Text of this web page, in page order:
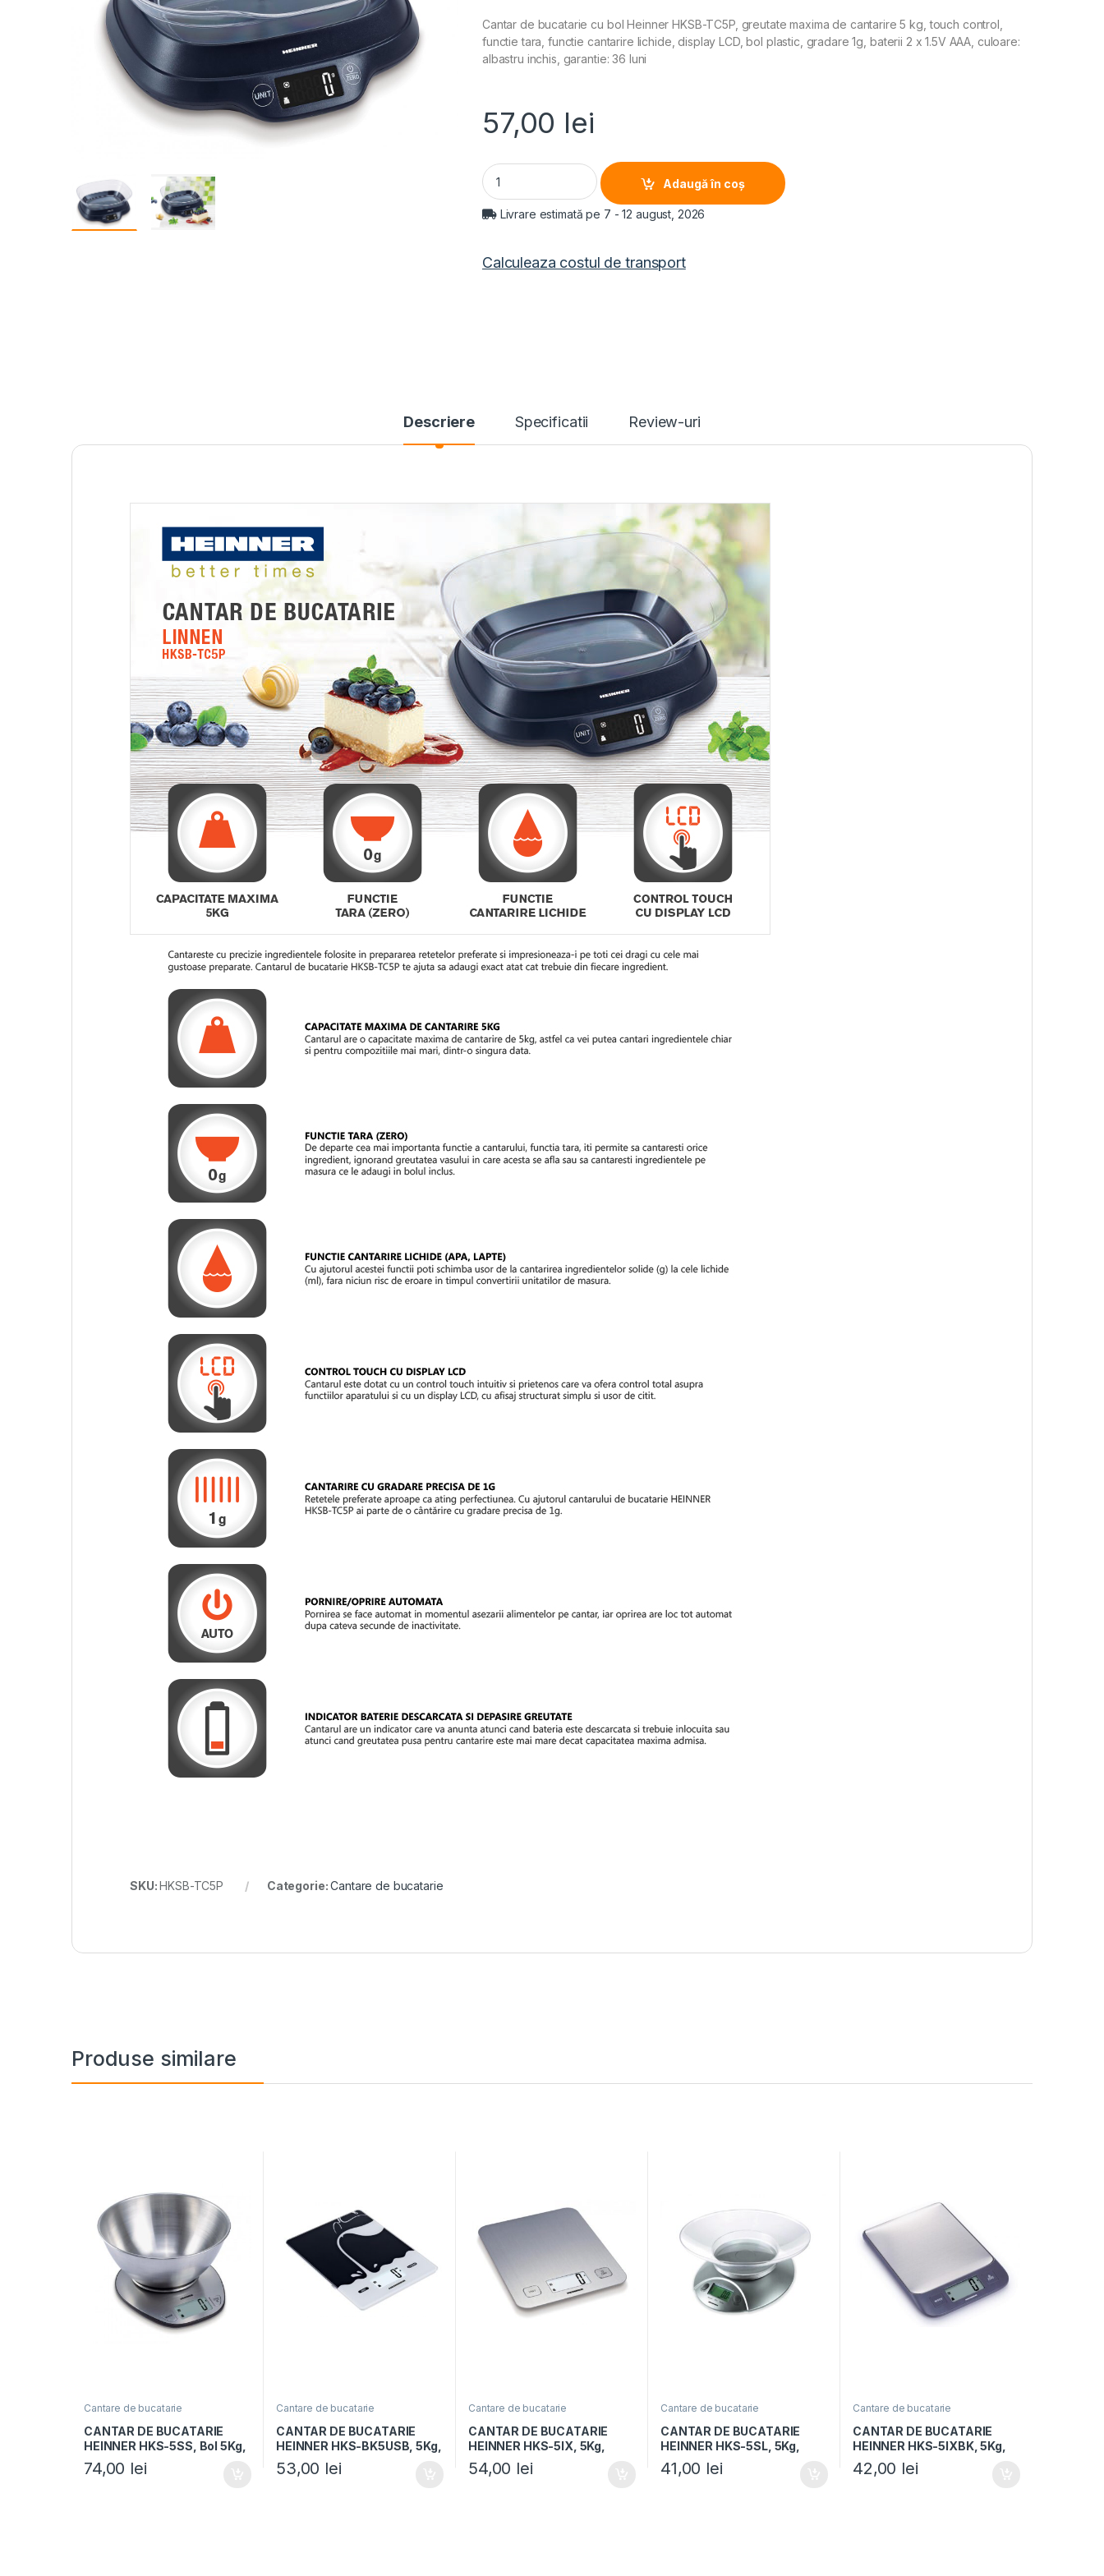
Cantar de bucatarie cu bol Heinner HKSB-TC5P, greutate maxima de cantarire 5 kg, touch control,
functie tara, functie cantarire lichide, display LCD, bol plastic, gradare 1g, baterii 2 x 1.5V AAA, culoare:
albastru inchis, garantie: 36 luni
57,00 lei
CANTAR DE BUCATARIE HEINNER HKSB-TC5P, 5Kg, Touch Control, Functie Tara, Functie cantarire
Adaugă în coș
Livrare estimată pe 7 - 12 august, 2026
Calculeaza costul de transport
Descriere Specificatii Review-uri
SKU:HKSB-TC5P Categorie:Cantare de bucatarie
Produse similare
Cantare de bucatarie
CANTAR DE BUCATARIE
HEINNER HKS-5SS, Bol 5Kg,
Functie tara, Functie
cantarire lichide, 1g, Display
74,00 lei
Cantare de bucatarie
CANTAR DE BUCATARIE
HEINNER HKS-BK5USB, 5Kg,
Display LCD, Control Touch,
Gradare: 1g, Functie
53,00 lei
Cantare de bucatarie
CANTAR DE BUCATARIE
HEINNER HKS-5IX, 5Kg,
Tara, Functie cantarire
lichide, Display LCD, Inox
54,00 lei
Cantare de bucatarie
CANTAR DE BUCATARIE
HEINNER HKS-5SL, 5Kg,
Tara, Functie cantarire
lichide, 1g, Display LCD,
41,00 lei
Cantare de bucatarie
CANTAR DE BUCATARIE
HEINNER HKS-5IXBK, 5Kg,
1g, Tara, Functie cantarire
lichide, Display LCD, Inox
42,00 lei